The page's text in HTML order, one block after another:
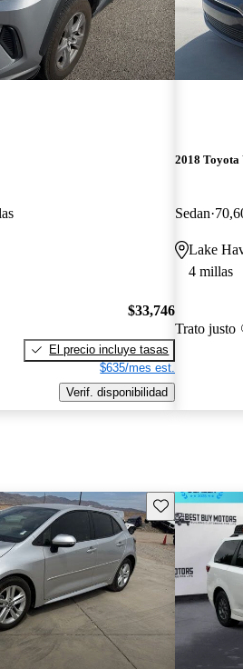
$33,746
El precio incluye tasas
$635/mes est.
Verif. disponibilidad
2018
Sedan
Lake
4 millas
Trato justo
Guarda este